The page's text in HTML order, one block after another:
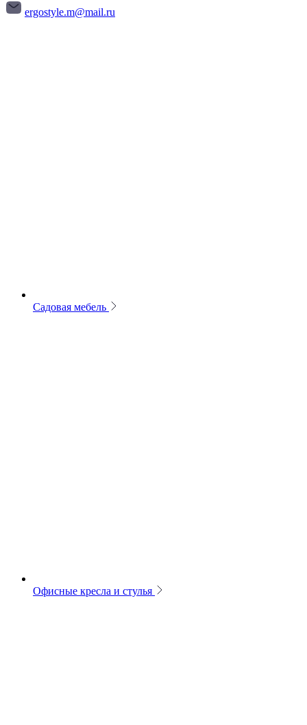
ergostyle.m@mail.ru
Садовая мебель
Офисные кресла и стулья